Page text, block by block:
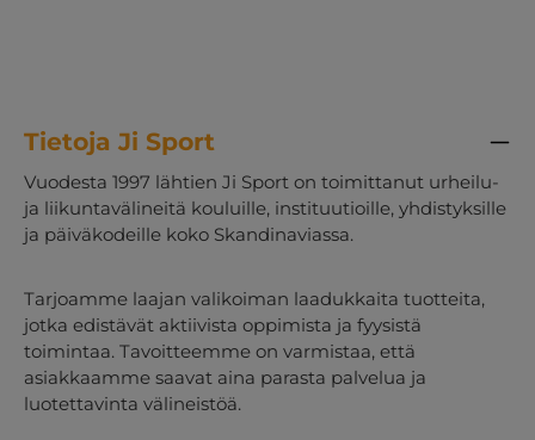
Tietoja Ji Sport
Vuodesta 1997 lähtien Ji Sport on toimittanut urheilu-
ja liikuntavälineitä kouluille, instituutioille, yhdistyksille
ja päiväkodeille koko Skandinaviassa.
Tarjoamme laajan valikoiman laadukkaita tuotteita,
jotka edistävät aktiivista oppimista ja fyysistä
toimintaa. Tavoitteemme on varmistaa, että
asiakkaamme saavat aina parasta palvelua ja
luotettavinta välineistöä.